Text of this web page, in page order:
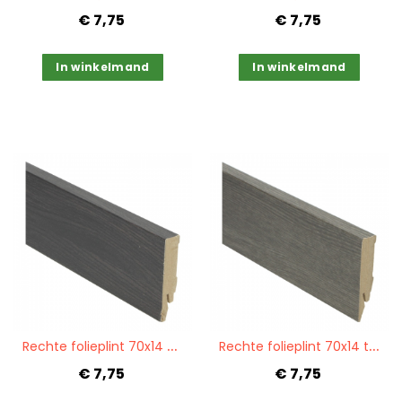
€ 7,75
In winkelmand
€ 7,75
In winkelmand
R
echte folieplint 70x14 wengé zwart PPC 27075
€ 7,75
R
echte folieplint 70x14 titanium eik PPC 27047
€ 7,75